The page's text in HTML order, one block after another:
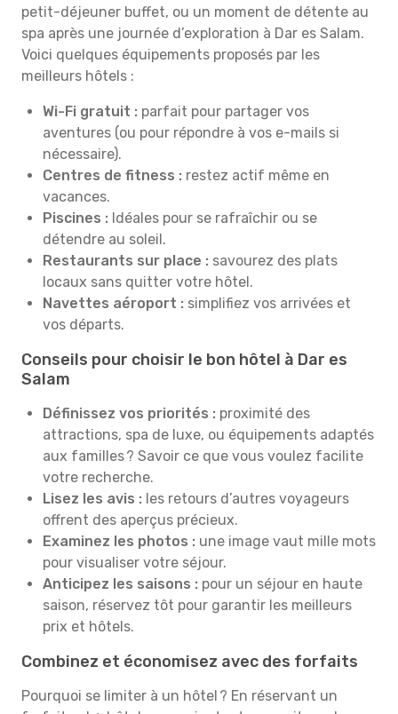
petit-déjeuner buffet, ou un moment de détente au
spa après une journée d’exploration à Dar es Salam.
Voici quelques équipements proposés par les
meilleurs hôtels :
Wi-Fi gratuit : parfait pour partager vos
aventures (ou pour répondre à vos e-mails si
nécessaire).
Centres de fitness : restez actif même en
vacances.
Piscines : Idéales pour se rafraîchir ou se
détendre au soleil.
Restaurants sur place : savourez des plats
locaux sans quitter votre hôtel.
Navettes aéroport : simplifiez vos arrivées et
vos départs.
Conseils pour choisir le bon hôtel à Dar es
Salam
Définissez vos priorités : proximité des
attractions, spa de luxe, ou équipements adaptés
aux familles ? Savoir ce que vous voulez facilite
votre recherche.
Lisez les avis : les retours d’autres voyageurs
offrent des aperçus précieux.
Examinez les photos : une image vaut mille mots
pour visualiser votre séjour.
Anticipez les saisons : pour un séjour en haute
saison, réservez tôt pour garantir les meilleurs
prix et hôtels.
Combinez et économisez avec des forfaits
Pourquoi se limiter à un hôtel ? En réservant un